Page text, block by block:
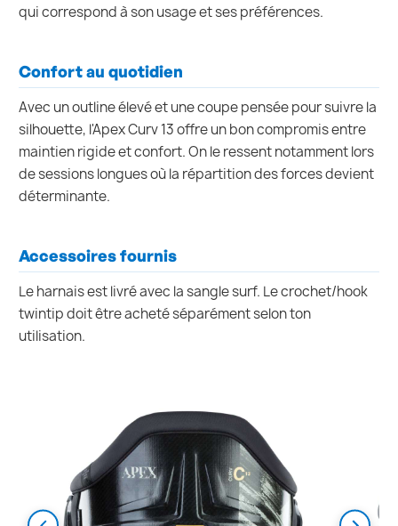
qui correspond à son usage et ses préférences.
Confort au quotidien
Avec un outline élevé et une coupe pensée pour suivre la
silhouette, l'Apex Curv 13 offre un bon compromis entre
maintien rigide et confort. On le ressent notamment lors
de sessions longues où la répartition des forces devient
déterminante.
Accessoires fournis
Le harnais est livré avec la sangle surf. Le crochet/hook
twintip doit être acheté séparément selon ton
utilisation.